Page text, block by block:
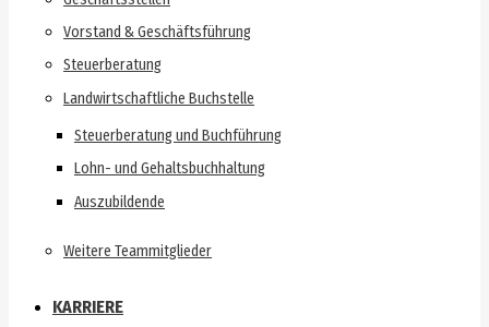
Vorstand & Geschäftsführung
Steuerberatung
Landwirtschaftliche Buchstelle
Steuerberatung und Buchführung
Lohn- und Gehaltsbuchhaltung
Auszubildende
Weitere Teammitglieder
KARRIERE